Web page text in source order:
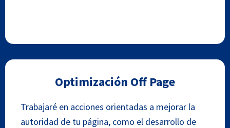
Optimización Off Page
Trabajaré en acciones orientadas a mejorar la
autoridad de tu página, como el desarrollo de